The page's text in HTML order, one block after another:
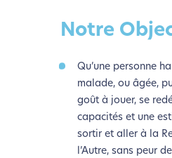
Notre
Qu’une personne
malade, ou âgée,
goût à jouer, se
capacités et une
sortir et aller à la
l’Autre, sans peur